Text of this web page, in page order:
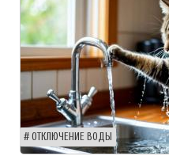
ОТКЛЮЧЕНИЕ ВОДЫ